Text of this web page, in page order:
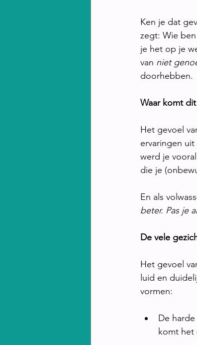
Ken je dat
zegt: Wie
je het op je
van niet
doorhebben.
Waar komt
Het gevoel
ervaringen
werd je
die je
En als
beter. Pas je
De vele
Het gevoel
luid en
vormen:
De
komt het